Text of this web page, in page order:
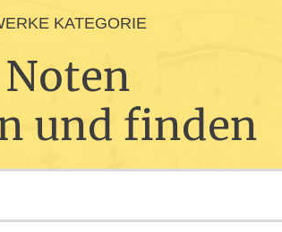
KATEGORIE
Noten
und finden